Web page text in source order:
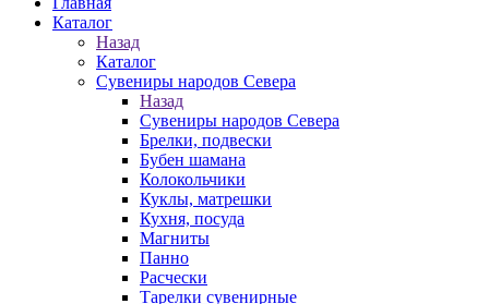
Каталог
Назад
Каталог
Сувениры народов Севера
Назад
Сувениры народов Севера
Брелки, подвески
Бубен шамана
Колокольчики
Куклы, матрешки
Кухня, посуда
Магниты
Панно
Расчески
Тарелки сувенирные